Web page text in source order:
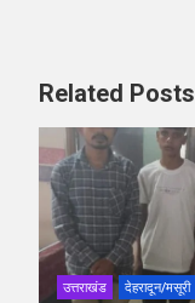
Related Posts
उत्तराखंड देहरादून/मसूरी